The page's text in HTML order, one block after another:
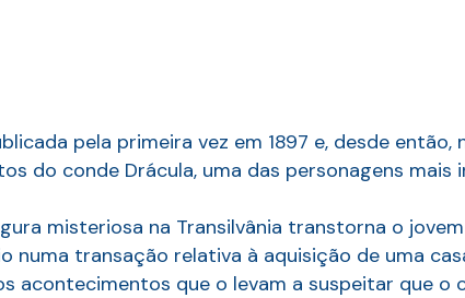
pela primeira vez em 1897 e, desde
do conde Drácula, uma das personagens
misteriosa na Transilvânia transtorna o
numa transação relativa à aquisição de uma
acontecimentos que o levam a suspeitar que o